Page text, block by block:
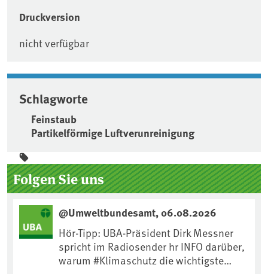
Druckversion
nicht verfügbar
Schlagworte
Feinstaub
Partikelförmige Luftverunreinigung
Seitenleiste
Folgen Sie uns
@Umweltbundesamt, 06.08.2026
Hör-Tipp: UBA-Präsident Dirk Messner
spricht im Radiosender hr INFO darüber,
warum #Klimaschutz die wichtigste